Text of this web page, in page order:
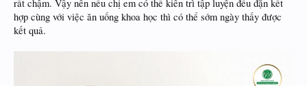
rất chậm. Vậy nên nếu chị em có thể kiên trì tập luyện đều đặn kết
hợp cùng với việc ăn uống khoa học thì có thể sớm ngày thấy được
kết quả.